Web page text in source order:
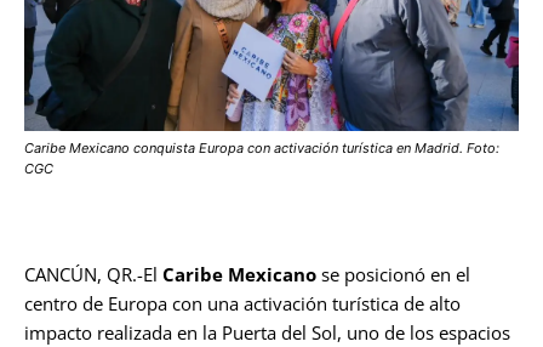
Caribe Mexicano conquista Europa con activación turística en Madrid. Foto:
CGC
CANCÚN, QR.-El Caribe Mexicano se posicionó en el
centro de Europa con una activación turística de alto
impacto realizada en la Puerta del Sol, uno de los espacios